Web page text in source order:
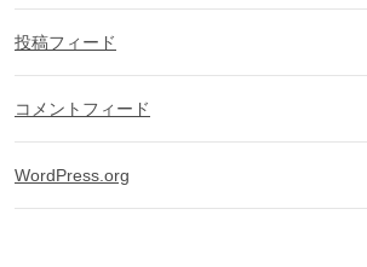
投稿フィード
コメントフィード
WordPress.org